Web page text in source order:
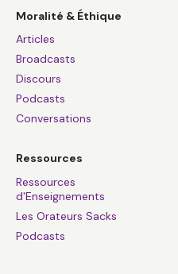
Moralité & Éthique
Articles
Broadcasts
Discours
Podcasts
Conversations
Ressources
Ressources
d'Enseignements
Les Orateurs Sacks
Podcasts